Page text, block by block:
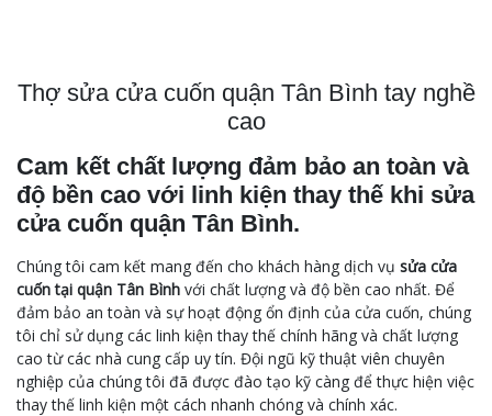
Thợ sửa cửa cuốn quận Tân Bình tay nghề
cao
Cam kết chất lượng đảm bảo an toàn và
độ bền cao với linh kiện thay thế khi sửa
cửa cuốn quận Tân Bình.
Chúng tôi cam kết mang đến cho khách hàng dịch vụ sửa cửa
cuốn tại quận Tân Bình với chất lượng và độ bền cao nhất. Để
đảm bảo an toàn và sự hoạt động ổn định của cửa cuốn, chúng
tôi chỉ sử dụng các linh kiện thay thế chính hãng và chất lượng
cao từ các nhà cung cấp uy tín. Đội ngũ kỹ thuật viên chuyên
nghiệp của chúng tôi đã được đào tạo kỹ càng để thực hiện việc
thay thế linh kiện một cách nhanh chóng và chính xác.